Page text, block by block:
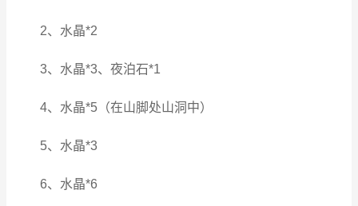
2、水晶*2
3、水晶*3、夜泊石*1
4、水晶*5（在山脚处山洞中）
5、水晶*3
6、水晶*6